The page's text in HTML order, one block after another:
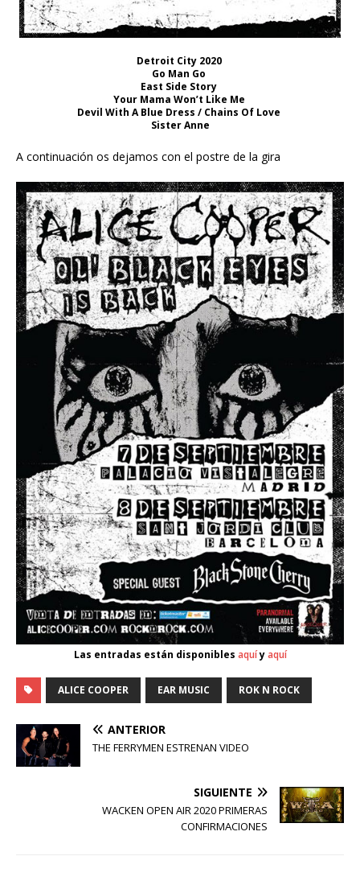
Detroit City 2020
Go Man Go
East Side Story
Your Mama Won’t Like Me
Devil With A Blue Dress / Chains Of Love
Sister Anne
A continuación os dejamos con el postre de la gira
Las entradas están disponibles aquíyaquí
ALICE COOPER EAR MUSIC ROK N ROCK
ANTERIOR
THE FERRYMEN ESTRENAN VIDEO
SIGUIENTE
WACKEN OPEN AIR 2020 PRIMERAS
CONFIRMACIONES